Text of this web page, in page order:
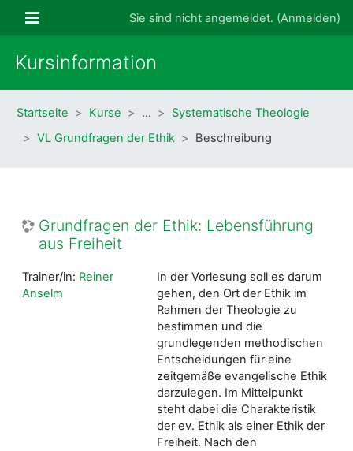
Website-ÜbersichtSie sind nicht angemeldet. (Anmelden)
Kursinformation
Startseite Kurse …
Systematische Theologie
VL Grundfragen der Ethik
Beschreibung
Grundfragen der Ethik: Lebensführung
aus Freiheit
In der Vorlesung soll es darum
gehen, den Ort der Ethik im
Rahmen der Theologie zu
bestimmen und die
grundlegenden methodischen
Entscheidungen für eine
zeitgemäße evangelische Ethik
darzulegen. Im Mittelpunkt
steht dabei die Charakteristik
der ev. Ethik als einer Ethik der
Freiheit. Nach den
Trainer/in: Reiner
Anselm